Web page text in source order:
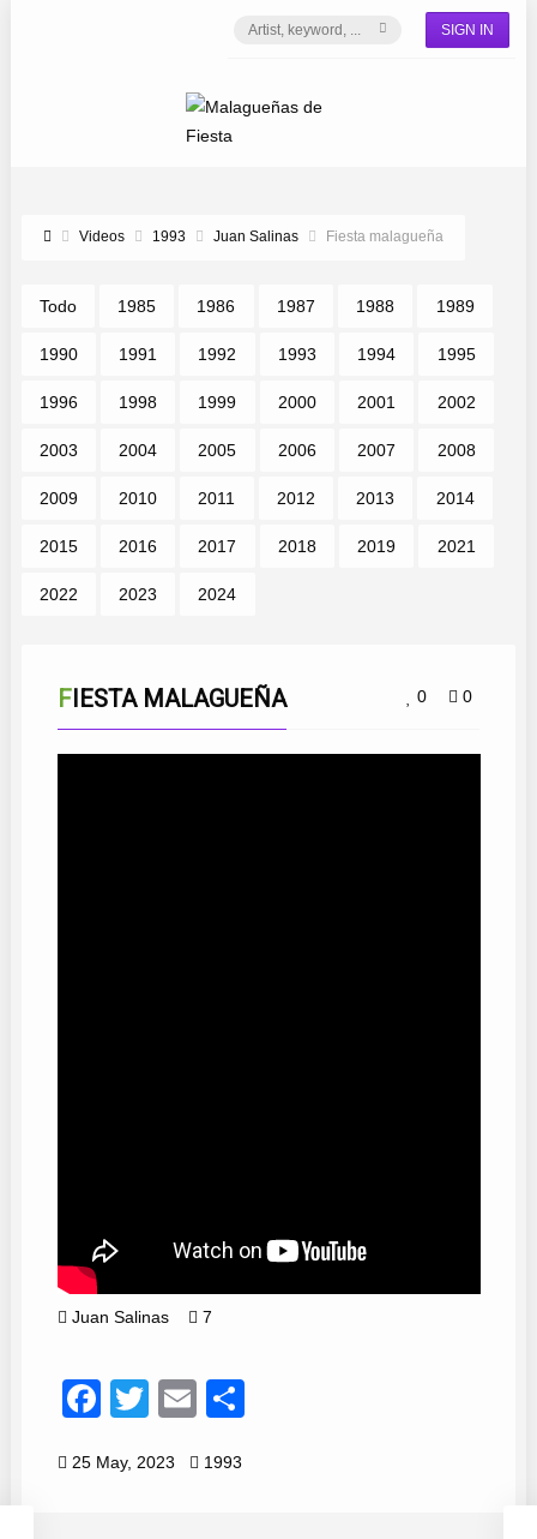
SIGN IN
Videos 1993 Juan Salinas Fiesta malagueña
Todo 1985 1986 1987 1988 1989
1990 1991 1992 1993 1994 1995
1996 1998 1999 2000 2001 2002
2003 2004 2005 2006 2007 2008
2009 2010 2011 2012 2013 2014
2015 2016 2017 2018 2019 2021
2022 2023 2024
0 0
FIESTA MALAGUEÑA
Juan Salinas 7
Facebook
TwitterEmail
25 May, 2023 1993